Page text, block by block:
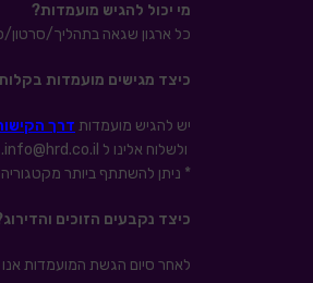
מי יכול להגיש מועמדות?
כל ארגון שגאה בתהליך/סרטון/
כיצד מגישים מועמדות
יש להגיש מועמדות דרך
ולשלוח אלינו ל info@hrd.co.il.
* ניתן להשתתף ביותר
כיצד נקבעים הזוכים
לאחר סיום הגשת המועמדות